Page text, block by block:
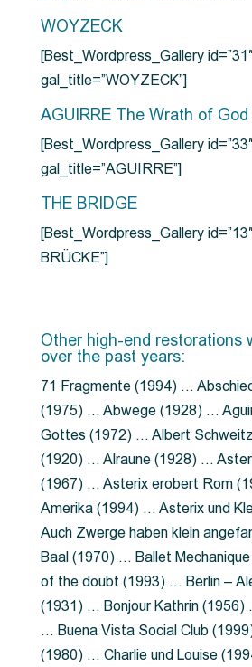
WOYZECK
[Best_Wordpress_Gallery id=”31″
gal_title=”WOYZECK”]
AGUIRRE The Wrath of God
[Best_Wordpress_Gallery id=”33″
gal_title=”AGUIRRE”]
THE BRIDGE
[Best_Wordpress_Gallery
BRÜCKE”]
Other high-end restorations
over the past years:
71 Fragmente (1994) …
(1975) … Abwege (1928) …
Gottes (1972) … Albert
(1920) … Alraune (1928) …
(1967) … Asterix erobert Rom
Amerika (1994) … Asterix und
Auch Zwerge haben klein
Baal (1970) … Ballet
of the doubt (1993) … Berlin –
(1931) … Bonjour Kathrin
… Buena Vista Social Club
(1980) … Charlie und Louise